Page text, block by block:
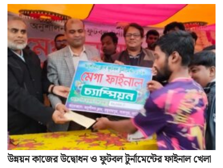
উন্নয়ন কাজের উদ্বোধন ও ফুটবল টুর্নামেন্টের ফাইনাল খেলা